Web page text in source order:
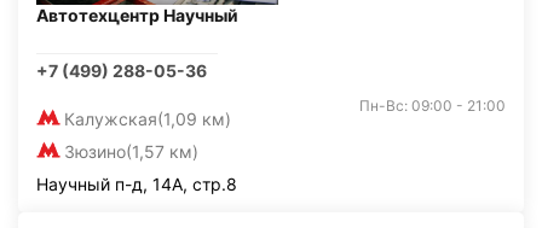
Автотехцентр Научный
+7 (499) 288-05-36
Калужская(1,09 км)
Зюзино(1,57 км)
Пн-Вс: 09:00 - 21:00
Научный п-д, 14А, стр.8